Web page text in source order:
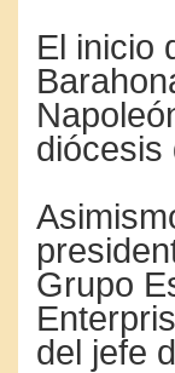
El inicio
diócesis
Grupo
del jefe